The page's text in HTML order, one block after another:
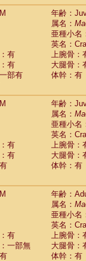
年齢：
属名：
亜種小名
英名：
有
上腕骨：
有
大腿骨：
部有
体幹：有
年齢：
属名：
亜種小名
英名：
有
上腕骨：
有
大腿骨：
体幹：有
年齢：
属名：
亜種小名
英名：
有
上腕骨：
一部無
大腿骨：
体幹：有